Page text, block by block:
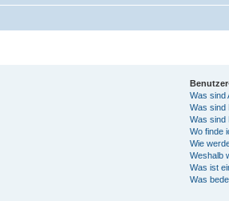
Was sind
Was sind
Was sind
Wo finde
Wie
Weshalb
Was ist
Was